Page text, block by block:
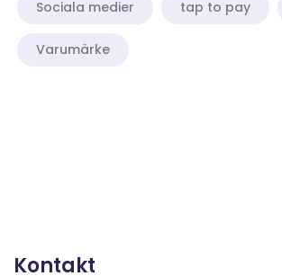
Sociala medier tap to pay
Varumärke